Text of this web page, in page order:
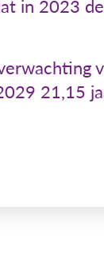
in 2023
21,15